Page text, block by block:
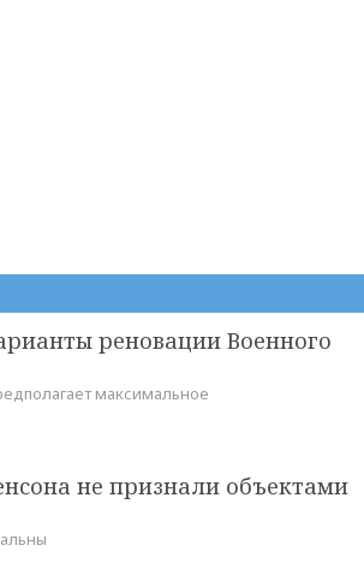
реновации Военного
максимальное
не признали объектами